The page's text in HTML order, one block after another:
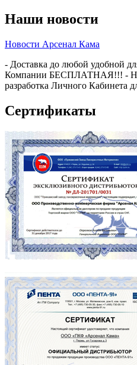
Наши новости
Новости Арсенал Кама
- Доставка до любой удобной
Компании БЕСПЛАТНАЯ!!! - На
разработка Личного Кабинета
Сертификаты